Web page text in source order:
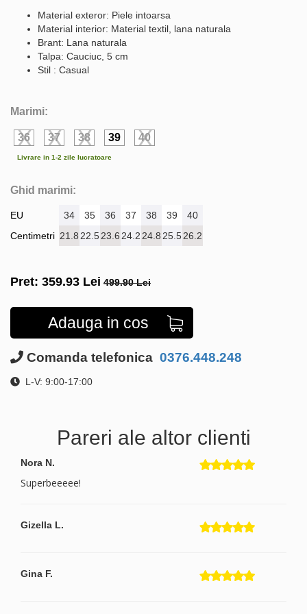
Material exteror: Piele intoarsa
Material interior: Material textil, lana naturala
Brant: Lana naturala
Talpa: Cauciuc, 5 cm
Stil : Casual
Marimi:
36 37 38 39 40
Livrare in 1-2 zile lucratoare
Ghid marimi:
EU
Centimetri
34 35 36 37 38 39
40
21.8 22.523.6 24.2 24.8 25.526.2
Pret: 359.93 Lei 499.90 Lei
Adauga in cos
Comanda telefonica 0376.448.248
L-V: 9:00-17:00
Pareri ale altor clienti
Nora N.
Superbeeeee!
Gizella L.
Gina F.